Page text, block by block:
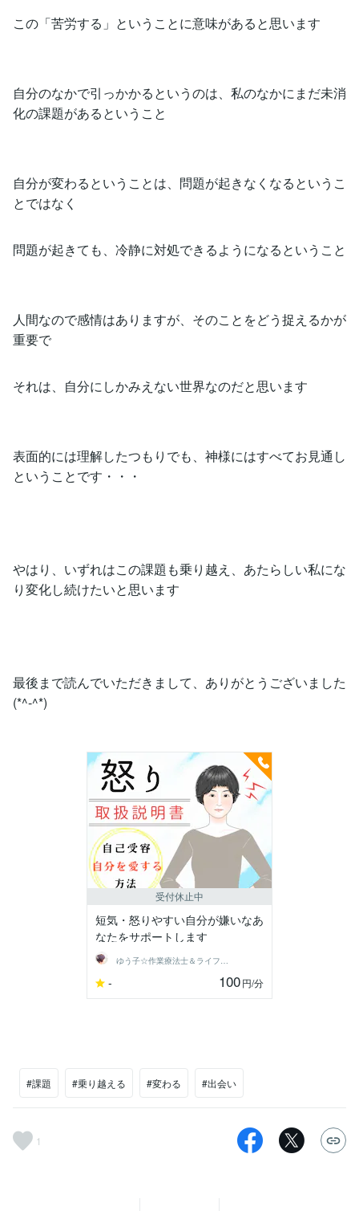
この「苦労する」ということに意味があると思います
自分のなかで引っかかるというのは、私のなかにまだ未消
化の課題があるということ
自分が変わるということは、問題が起きなくなるというこ
とではなく
問題が起きても、冷静に対処できるようになるということ
人間なので感情はありますが、そのことをどう捉えるかが
重要で
それは、自分にしかみえない世界なのだと思います
表面的には理解したつもりでも、神様にはすべてお見通し
ということです・・・
やはり、いずれはこの課題も乗り越え、あたらしい私にな
り変化し続けたいと思います
最後まで読んでいただきまして、ありがとうございました
(*^-^*)
受付休止中
短気・怒りやすい自分が嫌いなあ
なたをサポートします
ゆう子☆作業療法士＆ライフコーチ
- 100円/分
#課題 #乗り越える #変わる #出会い
1